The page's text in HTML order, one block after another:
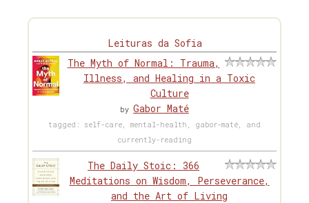
Leituras da Sofia
The Myth of Normal: Trauma,
Illness, and Healing in a Toxic
Culture
by Gabor Maté
tagged: self-care, mental-health, gabor-maté, and
currently-reading
The Daily Stoic: 366
Meditations on Wisdom, Perseverance,
and the Art of Living